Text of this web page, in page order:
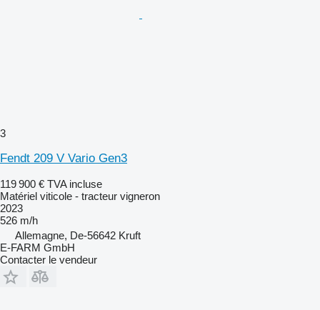
3
Fendt 209 V Vario Gen3
119 900 € TVA incluse
Matériel viticole - tracteur vigneron
2023
526 m/h
Allemagne, De-56642 Kruft
E-FARM GmbH
Contacter le vendeur